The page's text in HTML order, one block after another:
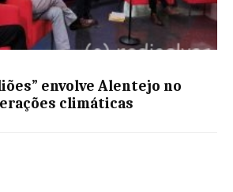
envolve Alentejo no
climáticas